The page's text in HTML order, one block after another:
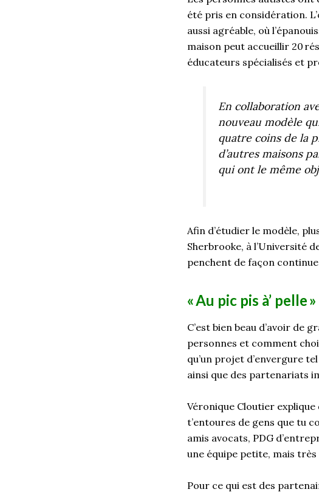
été pris en considération.
aussi agréable, où
maison peut accueillir 20
éducateurs spécialisés et
En collaboration
nouveau modèle
quatre coins de la
d’autres maisons
qui ont le même
Afin d’étudier le modèle,
Sherbrooke, à l’Université
penchent de façon
« Au pic pis à’ pelle »
C’est bien beau d’avoir de
personnes et comment
qu’un projet d’envergure
ainsi que des partenariats
Véronique Cloutier
t’entoures de gens que tu
amis avocats, PDG
une équipe petite, mais très
Pour ce qui est des